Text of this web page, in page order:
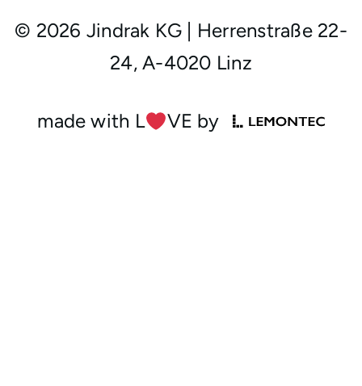
© 2026 Jindrak KG
Herrenstraße 22-
24, A-4020 Linz
made with L ︎VE by